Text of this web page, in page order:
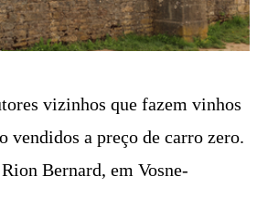
vizinhos que fazem vinhos
vendidos a preço de carro zero.
Bernard, em Vosne-